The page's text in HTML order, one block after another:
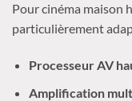
Pour cinéma maison
particulièrement
Processeur AV
Amplification